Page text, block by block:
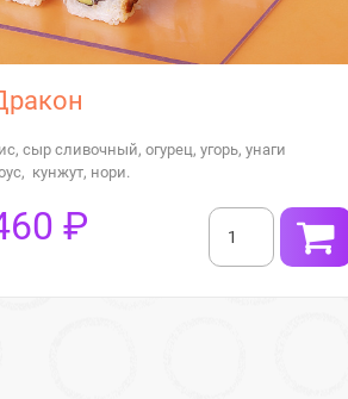
сыр сливочный, огурец, угорь, унаги
кунжут, нори.
₽